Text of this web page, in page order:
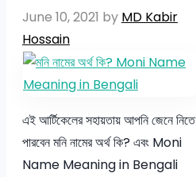
June 10, 2021 by MD Kabir
Hossain
এই আর্টিকেলের সহায়তায় আপনি জেনে নিতে
পারবেন মনি নামের অর্থ কি? এবং Moni
Name Meaning in Bengali